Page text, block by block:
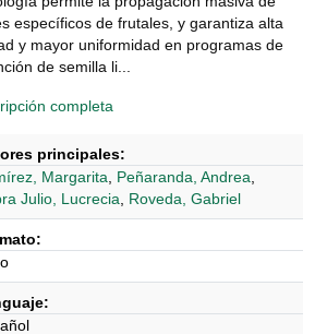
específicos de frutales, y garantiza alta
y mayor uniformidad en programas de
de semilla li...
completa
principales:
Margarita
Peñaranda, Andrea
Julio, Lucrecia
Roveda, Gabriel